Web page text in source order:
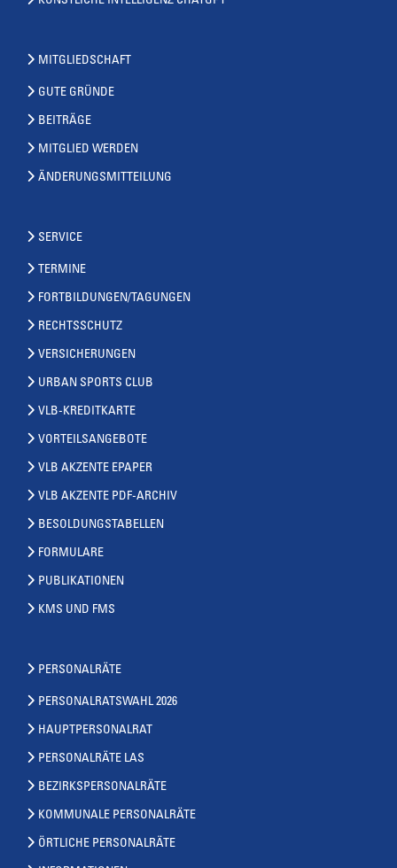
MITGLIEDSCHAFT
GUTE GRÜNDE
BEITRÄGE
MITGLIED WERDEN
ÄNDERUNGSMITTEILUNG
SERVICE
TERMINE
FORTBILDUNGEN/TAGUNGEN
RECHTSSCHUTZ
VERSICHERUNGEN
URBAN SPORTS CLUB
VLB-KREDITKARTE
VORTEILSANGEBOTE
VLB AKZENTE EPAPER
VLB AKZENTE PDF-ARCHIV
BESOLDUNGSTABELLEN
FORMULARE
PUBLIKATIONEN
KMS UND FMS
PERSONALRÄTE
PERSONALRATSWAHL 2026
HAUPTPERSONALRAT
PERSONALRÄTE LAS
BEZIRKSPERSONALRÄTE
KOMMUNALE PERSONALRÄTE
ÖRTLICHE PERSONALRÄTE